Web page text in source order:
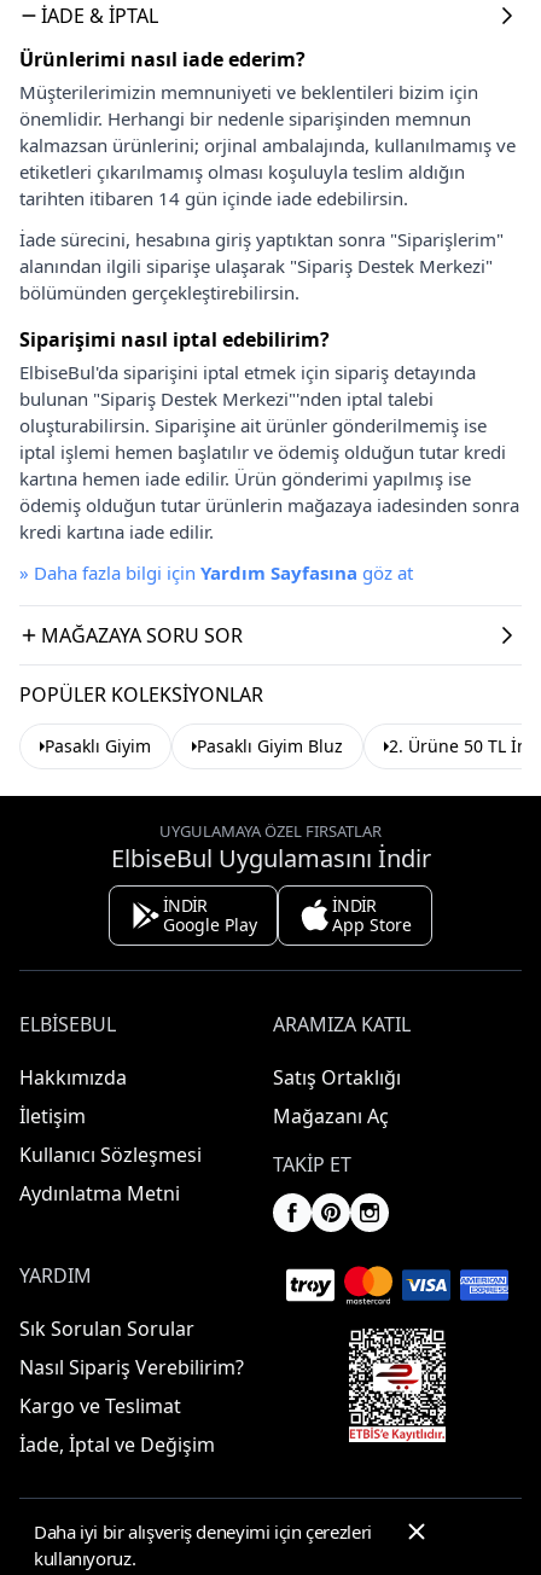
İADE & İPTAL
Ürünlerimi nasıl iade ederim?
Müşterilerimizin memnuniyeti ve beklentileri bizim için
önemlidir. Herhangi bir nedenle siparişinden memnun
kalmazsan ürünlerini; orjinal ambalajında, kullanılmamış ve
etiketleri çıkarılmamış olması koşuluyla teslim aldığın
tarihten itibaren 14 gün içinde iade edebilirsin.
İade sürecini, hesabına giriş yaptıktan sonra "Siparişlerim"
alanından ilgili siparişe ulaşarak "Sipariş Destek Merkezi"
bölümünden gerçekleştirebilirsin.
Siparişimi nasıl iptal edebilirim?
ElbiseBul'da siparişini iptal etmek için sipariş detayında
bulunan "Sipariş Destek Merkezi"'nden iptal talebi
oluşturabilirsin. Siparişine ait ürünler gönderilmemiş ise
iptal işlemi hemen başlatılır ve ödemiş olduğun tutar kredi
kartına hemen iade edilir. Ürün gönderimi yapılmış ise
ödemiş olduğun tutar ürünlerin mağazaya iadesinden sonra
kredi kartına iade edilir.
» Daha fazla bilgi için Yardım Sayfasına göz at
MAĞAZAYA SORU SOR
POPÜLER KOLEKSIYONLAR
Pasaklı Giyim Pasaklı Giyim Bluz 2. Ürüne 50 TL
UYGULAMAYA ÖZEL FIRSATLAR
ElbiseBul Uygulamasını İndir
İNDİR
Google Play
İNDİR
App Store
ELBISEBUL
Hakkımızda
İletişim
Kullanıcı Sözleşmesi
Aydınlatma Metni
ARAMIZA KATIL
Satış Ortaklığı
Mağazanı Aç
TAKIP ET
YARDIM
Sık Sorulan Sorular
Nasıl Sipariş Verebilirim?
Kargo ve Teslimat
İade, İptal ve Değişim
© 2025 ElbiseBul -
Daha iyi bir alışveriş deneyimi için çerezleri
kullanıyoruz.